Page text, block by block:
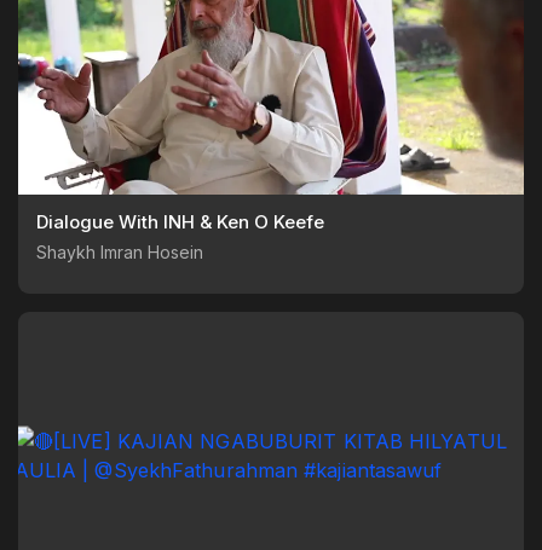
Dialogue With INH & Ken O Keefe
Shaykh Imran Hosein